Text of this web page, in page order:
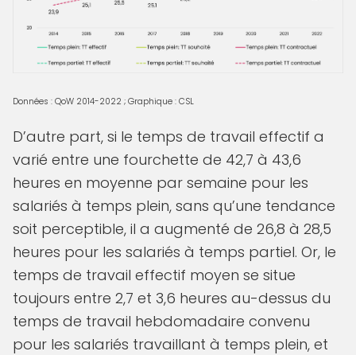
Données : QoW 2014-2022 ; Graphique : CSL
D’autre part, si le temps de travail effectif a
varié entre une fourchette de 42,7 à 43,6
heures en moyenne par semaine pour les
salariés à temps plein, sans qu’une tendance
soit perceptible, il a augmenté de 26,8 à 28,5
heures pour les salariés à temps partiel. Or, le
temps de travail effectif moyen se situe
toujours entre 2,7 et 3,6 heures au-dessus du
temps de travail hebdomadaire convenu
pour les salariés travaillant à temps plein, et